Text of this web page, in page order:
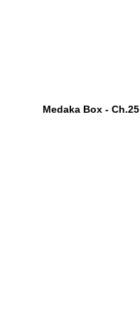
Medaka Box - Ch.25